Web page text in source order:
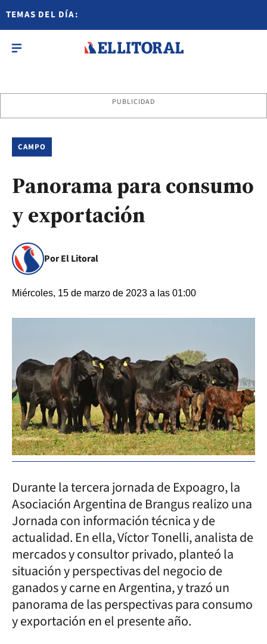
TEMAS DEL DÍA:
PUBLICIDAD
CAMPO
Panorama para consumo
y exportación
Por El Litoral
Miércoles, 15 de marzo de 2023 a las 01:00
Durante la tercera jornada de Expoagro, la
Asociación Argentina de Brangus realizo una
Jornada con información técnica y de
actualidad. En ella, Víctor Tonelli, analista de
mercados y consultor privado, planteó la
situación y perspectivas del negocio de
ganados y carne en Argentina, y trazó un
panorama de las perspectivas para consumo
y exportación en el presente año.